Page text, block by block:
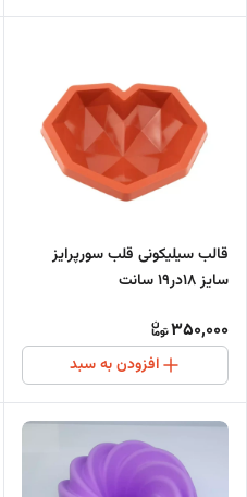
قالب سیلیکونی قلب سورپرایز
سایز 18در19 سانت
350,000
افزودن به سبد